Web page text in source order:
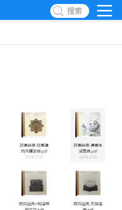
搜索